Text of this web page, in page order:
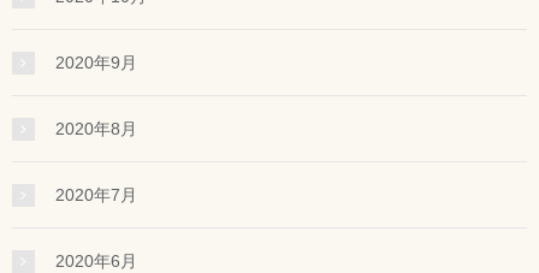
2020年9月
2020年8月
2020年7月
2020年6月